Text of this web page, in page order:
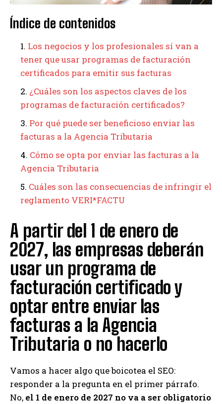
Índice de contenidos
Los negocios y los profesionales sí van a
tener que usar programas de facturación
certificados para emitir sus facturas
¿Cuáles son los aspectos claves de los
programas de facturación certificados?
Por qué puede ser beneficioso enviar las
facturas a la Agencia Tributaria
Cómo se opta por enviar las facturas a la
Agencia Tributaria
Cuáles son las consecuencias de infringir el
reglamento VERI*FACTU
A partir del 1 de enero de
2027, las empresas deberán
usar un programa de
facturación certificado y
optar entre enviar las
facturas a la Agencia
Tributaria o no hacerlo
Vamos a hacer algo que boicotea el SEO:
responder a la pregunta en el primer párrafo.
No, el 1 de enero de 2027 no va a ser obligatorio